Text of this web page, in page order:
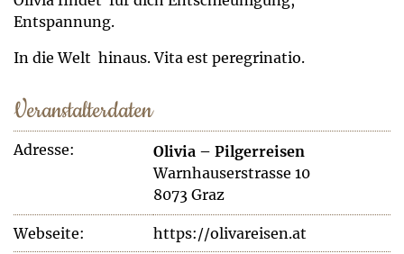
Entspannung.
In die Welt hinaus. Vita est peregrinatio.
Veranstalterdaten
Adresse:
Olivia – Pilgerreisen
Warnhauserstrasse 10
8073 Graz
Webseite: https://olivareisen.at